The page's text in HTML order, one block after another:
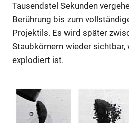
Tausendstel Sekunden
Berührung bis zum
Projektils. Es wird später
Staubkörnern wieder sichtbar,
explodiert ist.